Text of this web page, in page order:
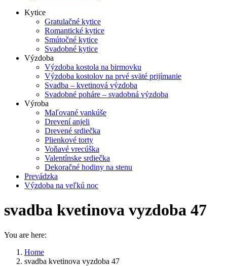
Kytice
Gratulačné kytice
Romantické kytice
Smútočné kytice
Svadobné kytice
Výzdoba
Výzdoba kostola na birmovku
Výzdoba kostolov na prvé sväté prijímanie
Svadba – kvetinová výzdoba
Svadobné poháre – svadobná výzdoba
Výroba
Maľované vankúše
Drevení anjeli
Drevené srdiečka
Plienkové torty
Voňavé vrecúška
Valentínske srdiečka
Dekoračné hodiny na stenu
Prevádzka
Výzdoba na veľkú noc
svadba kvetinova vyzdoba 47
You are here:
Home
svadba kvetinova vyzdoba 47